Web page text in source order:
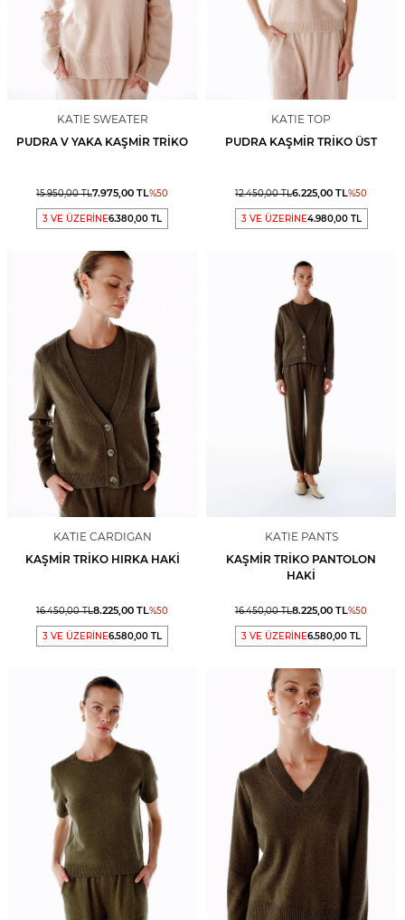
KATIE SWEATER
PUDRA V YAKA KAŞMIR TRIKO
15.950,00TL7.975,00 TL%50
3 VE ÜZERİNE6.380,00 TL
KATIE TOP
PUDRA KAŞMIR TRIKO ÜST
12.450,00TL6.225,00 TL%50
3 VE ÜZERİNE4.980,00 TL
KATIE CARDIGAN
KAŞMIR TRIKO HIRKA HAKI
16.450,00TL8.225,00 TL%50
3 VE ÜZERİNE6.580,00 TL
KATIE PANTS
KAŞMIR TRIKO PANTOLON
HAKI
16.450,00TL8.225,00 TL%50
3 VE ÜZERİNE6.580,00 TL